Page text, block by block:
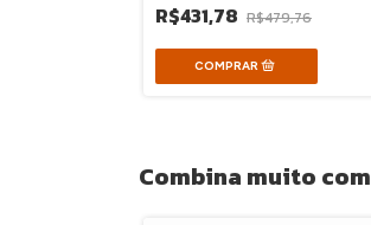
R$431,78 R$479,76
Combina muito com